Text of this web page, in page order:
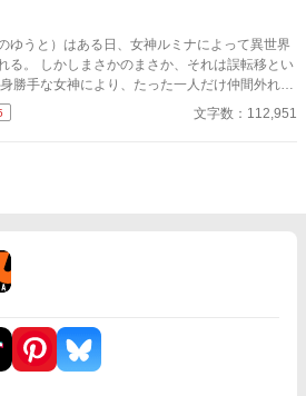
アキトの
へと動き出す。 これは、アキトと訳ありモフモ
質開拓物語。
って生き残ります！
ゆうと）はある日、女神ルミナによって異世界
は誤転移とい
に粗雑に扱われ、ほぼ投げ捨てられるようなか
されてしまう。 そんな踏んだり蹴った
文字数：112,951